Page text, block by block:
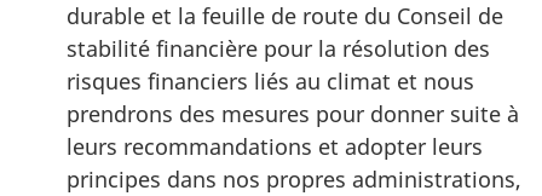
durable et la feuille de route du Conseil de
stabilité financière pour la résolution des
risques financiers liés au climat et nous
prendrons des mesures pour donner suite à
leurs recommandations et adopter leurs
principes dans nos propres administrations,